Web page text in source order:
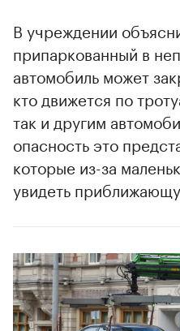
00:00 / 00:00
В учреждении
припаркованный в
автомобиль может
кто движется по
так и другим
опасность это
которые из-за
увидеть